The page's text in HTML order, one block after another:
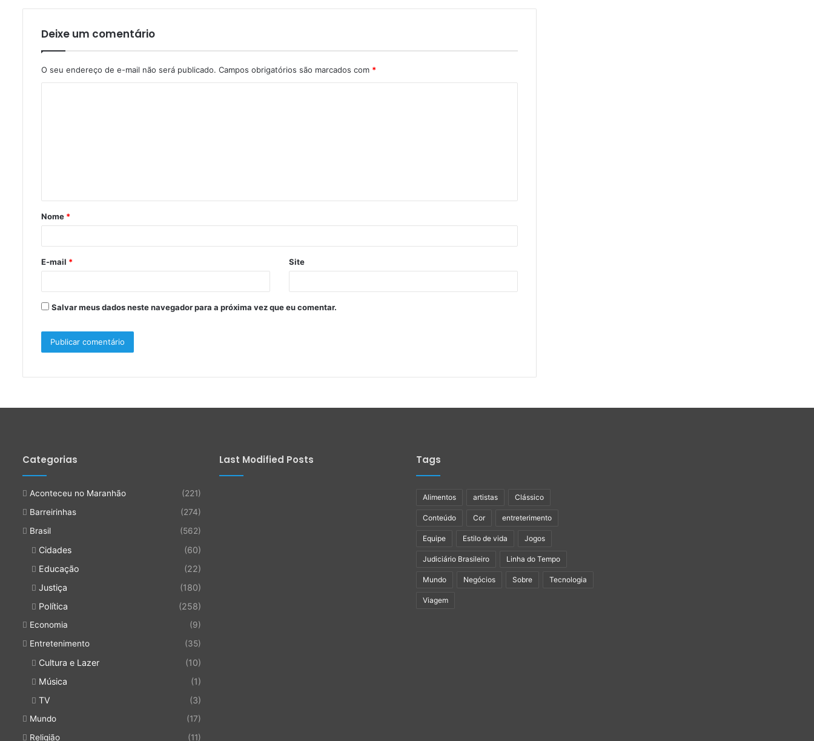
Deixe um comentário
O seu endereço de e-mail não será publicado. Campos obrigatórios são marcados com *
á
r
*
Nome *
E-mail * Site
Salvar meus dados neste navegador para a próxima vez que eu comentar.
Categorias
Aconteceu no Maranhão
(221)
Barreirinhas
(274)
Brasil
(562)
Cidades
(60)
Educação
(22)
Justiça
(180)
Política
(258)
Economia
(9)
Entretenimento
(35)
Cultura e Lazer
(10)
Música
(1)
TV
(3)
Mundo
(17)
Religião
(11)
Last Modified Posts Tags
Alimentos artistas Clássico
Conteúdo Cor entreterimento
Equipe Estilo de vida Jogos
Judiciário Brasileiro Linha do Tempo
Mundo Negócios Sobre Tecnologia
Viagem